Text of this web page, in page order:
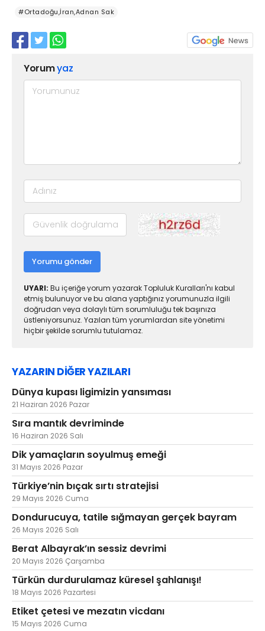
#Ortadoğu,İran,Adnan Sak
Yorumyaz
Yorumu gönder
UYARI: Bu içeriğe yorum yazarak Topluluk Kuralları'nı kabul
etmiş bulunuyor ve bu alana yaptığınız yorumunuzla ilgili
doğrudan veya dolaylı tüm sorumluluğu tek başınıza
üstleniyorsunuz. Yazılan tüm yorumlardan site yönetimi
hiçbir şekilde sorumlu tutulamaz.
YAZARIN DİĞER YAZILARI
Dünya kupası ligimizin yansıması
21 Haziran 2026 Pazar
Sıra mantık devriminde
16 Haziran 2026 Salı
Dik yamaçların soyulmuş emeği
31 Mayıs 2026 Pazar
Türkiye’nin bıçak sırtı stratejisi
29 Mayıs 2026 Cuma
Dondurucuya, tatile sığmayan gerçek bayram
26 Mayıs 2026 Salı
Berat Albayrak’ın sessiz devrimi
20 Mayıs 2026 Çarşamba
Türkün durdurulamaz küresel şahlanışı!
18 Mayıs 2026 Pazartesi
Etiket çetesi ve mezatın vicdanı
15 Mayıs 2026 Cuma